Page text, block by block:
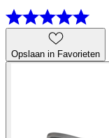
Opslaan in Favorieten